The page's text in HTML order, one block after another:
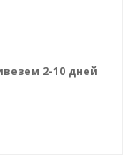
2-10 дней